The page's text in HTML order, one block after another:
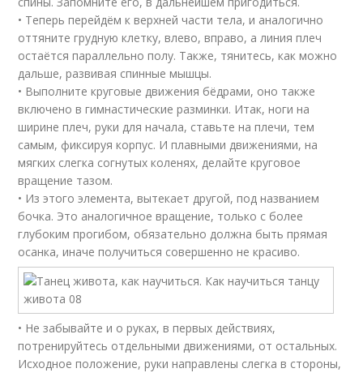
• Теперь перейдём к верхней части тела, и аналогично
оттяните грудную клетку, влево, вправо, а линия плеч
остаётся параллельно полу. Также, тянитесь, как можно
дальше, развивая спинные мышцы.
• Выполните круговые движения бёдрами, оно также
включено в гимнастические разминки. Итак, ноги на
ширине плеч, руки для начала, ставьте на плечи, тем
самым, фиксируя корпус. И плавными движениями, на
мягких слегка согнутых коленях, делайте круговое
вращение тазом.
• Из этого элемента, вытекает другой, под названием
бочка. Это аналогичное вращение, только с более
глубоким прогибом, обязательно должна быть прямая
осанка, иначе получиться совершенно не красиво.
• Не забывайте и о руках, в первых действиях,
потренируйтесь отдельными движениями, от остальных.
Исходное положение, руки направлены слегка в стороны,